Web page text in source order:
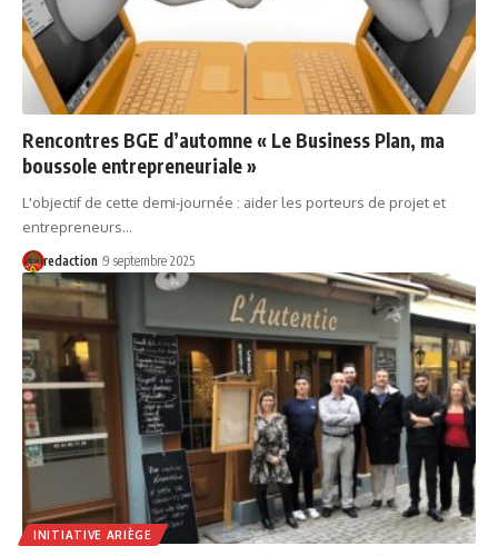
Rencontres BGE d’automne « Le Business Plan, ma
boussole entrepreneuriale »
L'objectif de cette demi-journée : aider les porteurs de projet et
entrepreneurs…
redaction 9 septembre 2025
INITIATIVE ARIÈGE